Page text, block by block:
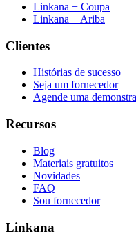
Linkana + Coupa
Linkana + Ariba
Clientes
Histórias de sucesso
Seja um fornecedor
Agende uma
Recursos
Blog
Materiais gratuitos
Novidades
FAQ
Sou fornecedor
Linkana